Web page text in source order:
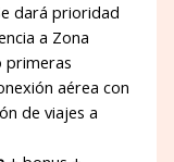
dará prioridad
a Zona
primeras
aérea con
de viajes a